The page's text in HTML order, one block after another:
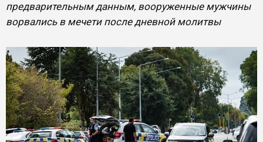
предварительным данным, вооруженные мужчины
ворвались в мечети после дневной молитвы